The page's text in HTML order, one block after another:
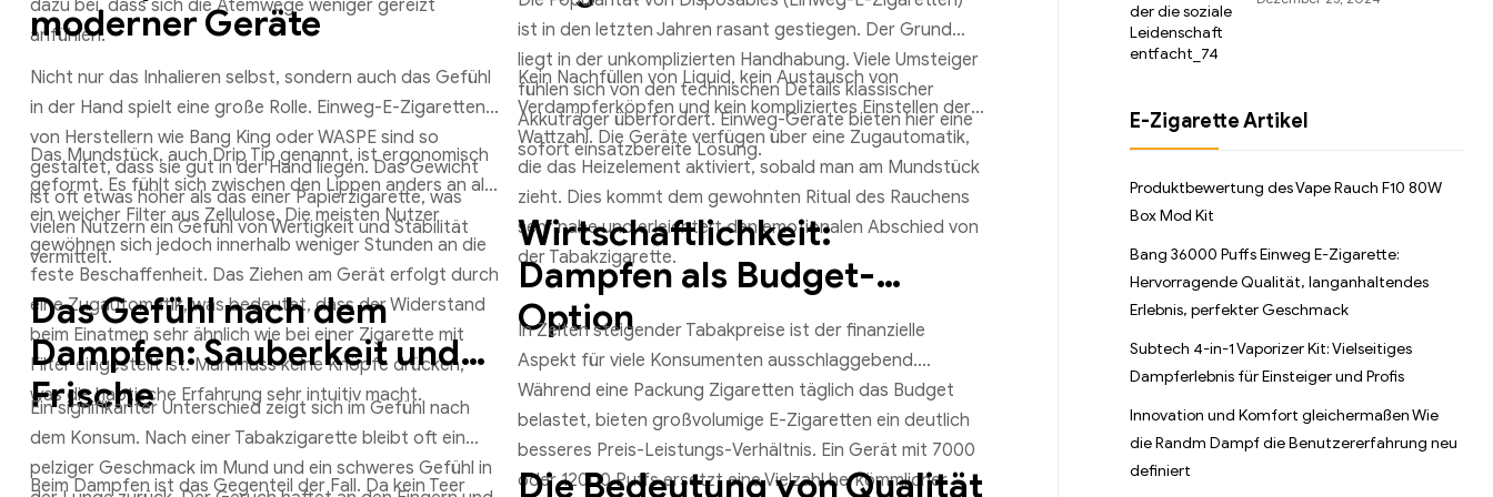
dazu bei, dass sich die Atemwege weniger gereizt
anfühlen.
moderner Geräte
Nicht nur das Inhalieren selbst, sondern auch das Gefühl
in der Hand spielt eine große Rolle. Einweg-E-Zigaretten
von Herstellern wie Bang King oder WASPE sind so
gestaltet, dass sie gut in der Hand liegen. Das Gewicht
ist oft etwas höher als das einer Papierzigarette, was
vielen Nutzern ein Gefühl von Wertigkeit und Stabilität
vermittelt.
Das Mundstück, auch Drip Tip genannt, ist ergonomisch
geformt. Es fühlt sich zwischen den Lippen anders an als
ein weicher Filter aus Zellulose. Die meisten Nutzer
gewöhnen sich jedoch innerhalb weniger Stunden an die
feste Beschaffenheit. Das Ziehen am Gerät erfolgt durch
eine Zugautomatik, was bedeutet, dass der Widerstand
beim Einatmen sehr ähnlich wie bei einer Zigarette mit
Filter eingestellt ist. Man muss keine Knöpfe drücken,
was die haptische Erfahrung sehr intuitiv macht.
Das Gefühl nach dem
Dampfen: Sauberkeit und
Frische
Ein signifikanter Unterschied zeigt sich im Gefühl nach
dem Konsum. Nach einer Tabakzigarette bleibt oft ein
pelziger Geschmack im Mund und ein schweres Gefühl in
Beim Dampfen ist das Gegenteil der Fall. Da kein Teer
ist in den letzten Jahren rasant gestiegen. Der Grund
liegt in der unkomplizierten Handhabung. Viele Umsteiger
fühlen sich von den technischen Details klassischer
Akkuträger überfordert. Einweg-Geräte bieten hier eine
sofort einsatzbereite Lösung.
Kein Nachfüllen von Liquid, kein Austausch von
Verdampferköpfen und kein kompliziertes Einstellen der
Wattzahl. Die Geräte verfügen über eine Zugautomatik,
die das Heizelement aktiviert, sobald man am Mundstück
zieht. Dies kommt dem gewohnten Ritual des Rauchens
sehr nahe und erleichtert den emotionalen Abschied von
der Tabakzigarette.
Wirtschaftlichkeit:
Dampfen als Budget-
Option
In Zeiten steigender Tabakpreise ist der finanzielle
Aspekt für viele Konsumenten ausschlaggebend.
Während eine Packung Zigaretten täglich das Budget
belastet, bieten großvolumige E-Zigaretten ein deutlich
besseres Preis-Leistungs-Verhältnis. Ein Gerät mit 7000
oder 12000 Puffs ersetzt eine Vielzahl herkömmlicher
Die Bedeutung von Qualität
E-Zigarette Artikel
Produktbewertung des Vape Rauch F10 80W
Box Mod Kit
Bang 36000 Puffs Einweg E-Zigarette:
Hervorragende Qualität, langanhaltendes
Erlebnis, perfekter Geschmack
Subtech 4-in-1 Vaporizer Kit: Vielseitiges
Dampferlebnis für Einsteiger und Profis
Innovation und Komfort gleichermaßen Wie
die Randm Dampf die Benutzererfahrung neu
definiert